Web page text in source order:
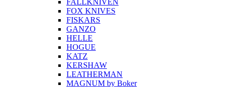
FALLKNIVEN
FOX KNIVES
FISKARS
GANZO
HELLE
HOGUE
KATZ
KERSHAW
LEATHERMAN
MAGNUM by Boker